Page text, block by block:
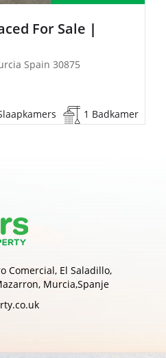
For Sale
Spain 30875
1 Badkamer
Comercial, El Saladillo,
Murcia,Spanje